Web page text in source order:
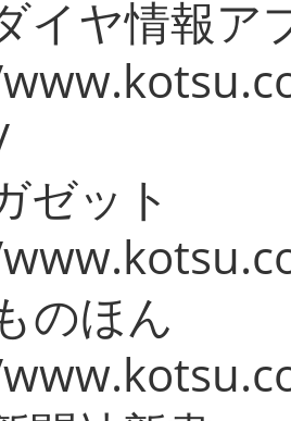
イヤ情報ア
ゼット
のほん